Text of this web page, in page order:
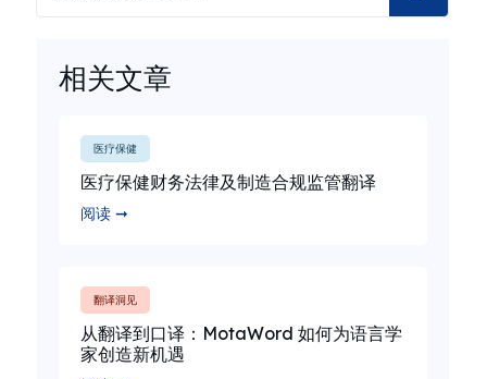
相关文章
医疗保健
医疗保健财务法律及制造合规监管翻译
阅读 ➞
翻译洞见
从翻译到口译：MotaWord 如何为语言学
家创造新机遇